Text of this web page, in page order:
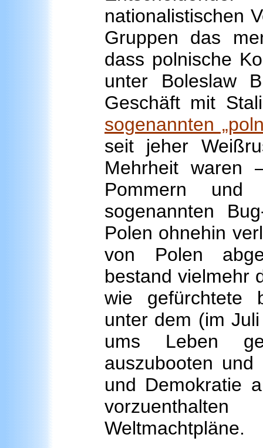
nationalistischen
Gruppen das
dass polnische
unter Boleslaw
Geschäft mit
sogenannten
seit jeher
Mehrheit waren
Pommern und
sogenannten
Polen ohnehin
von Polen
bestand vielmehr
wie gefürchtete
unter dem (im
ums Leben
auszubooten
und Demokratie
Weltmachtpläne.